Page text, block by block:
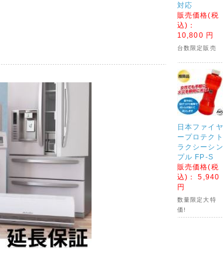
。
。
注文を終了とさせていただきます。
も多い為、配送料金負担が看過できない状況と
て頂きますのであしからずご了承くださいま
一時休止を受けまして、弊社では現在リサイク
対応
販売価格(税
込)：
10,800 円
台数限定販売
日本ファイヤ
ープロテクト
ラクシーシン
プル FP-S
販売価格(税
込)：5,940
円
数量限定大特
価!